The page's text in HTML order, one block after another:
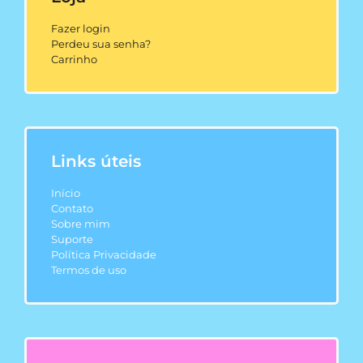
Fazer login
Perdeu sua senha?
Carrinho
Links úteis
Início
Contato
Sobre mim
Suporte
Política Privacidade
Termos de uso